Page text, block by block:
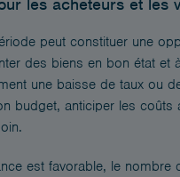
peut constituer une
des biens en bon état
une baisse de taux ou
budget, anticiper les coûts
est favorable, le nombre